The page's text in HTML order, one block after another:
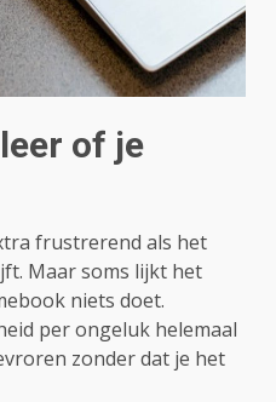
of je
frustrerend als het
Maar soms lijkt het
niets doet.
per ongeluk helemaal
zonder dat je het